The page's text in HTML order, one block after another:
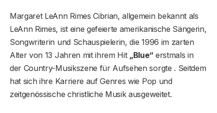
Margaret LeAnn Rimes Cibrian, allgemein bekannt als
LeAnn Rimes, ist eine gefeierte amerikanische Sängerin,
Songwriterin und Schauspielerin, die 1996 im zarten
Alter von 13 Jahren mit ihrem Hit „Blue“ erstmals in
der Country-Musikszene für Aufsehen sorgte . Seitdem
hat sich ihre Karriere auf Genres wie Pop und
zeitgenössische christliche Musik ausgeweitet.